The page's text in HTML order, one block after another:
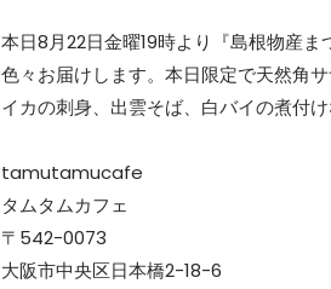
本日8月22日金曜19時より『島根物産
色々お届けします。本日限定で天然角
イカの刺身、出雲そば、白バイの煮付
tamutamucafe
タムタムカフェ
〒542-0073
大阪市中央区日本橋2-18-6